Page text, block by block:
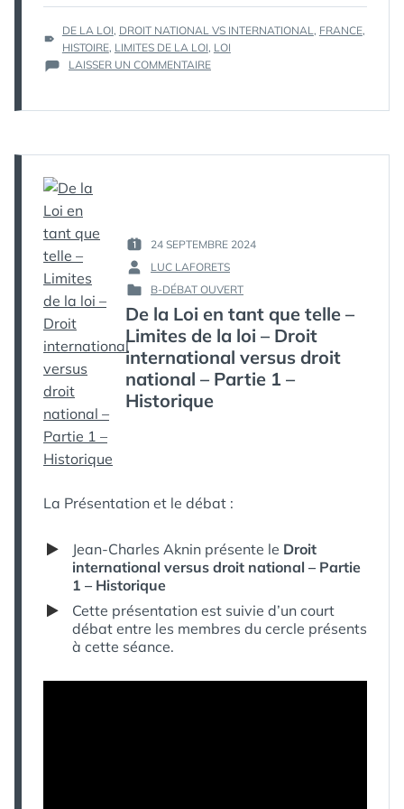
ÉTIQUETTES :
DE LA LOI, DROIT NATIONAL VS INTERNATIONAL , FRANCE,
HISTOIRE, LIMITES DE LA LOI, LOI
LAISSER UN COMMENTAIRESUR
LOI
LA
LOI
–
INTERNATIONAL
VERSUS
DROIT
NATIONAL
–
PARTIE
FIN)
PUBLIÉ
LE :
24 SEPTEMBRE 2024
PAR :
LUC LAFORETS
PUBLIÉ
DANS
B-DÉBAT OUVERT
De la Loi en tant que telle –
Limites de la loi – Droit
international versus droit
national – Partie 1 –
Historique
La Présentation et le débat :
Jean-Charles Aknin présente le Droit
international versus droit national – Partie
1 – Historique
Cette présentation est suivie d’un court
débat entre les membres du cercle présents
à cette séance.